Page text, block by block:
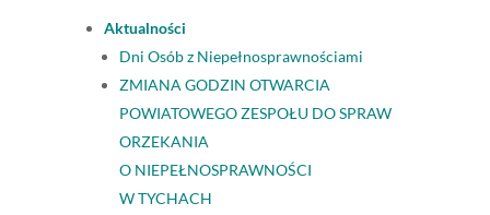
Aktualności
Dni Osób z Niepełnosprawnościami
ZMIANA GODZIN OTWARCIA
POWIATOWEGO ZESPOŁU DO SPRAW
ORZEKANIA
O NIEPEŁNOSPRAWNOŚCI
W TYCHACH